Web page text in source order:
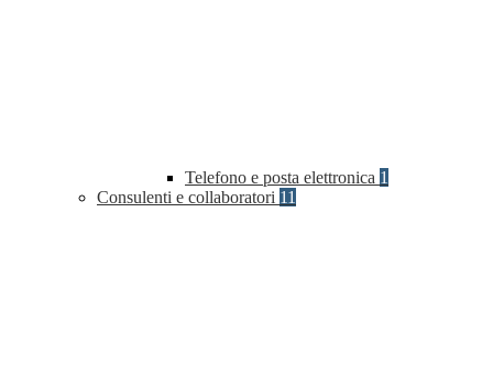
Telefono e posta elettronica 1
Consulenti e collaboratori 11